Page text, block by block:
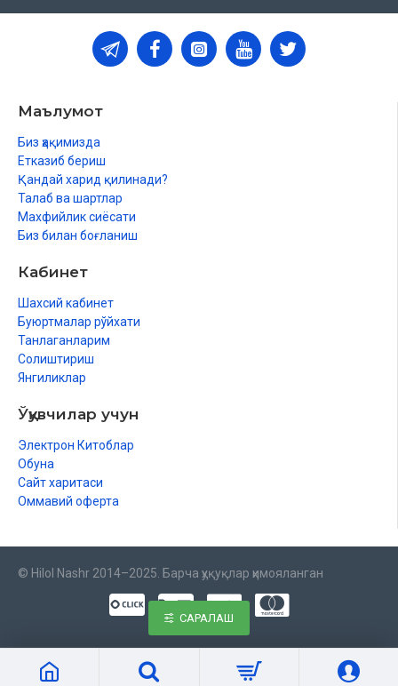
Маълумот
Биз ҳақимизда
Етказиб бериш
Қандай харид қилинади?
Талаб ва шартлар
Махфийлик сиёсати
Биз билан боғланиш
Кабинет
Шахсий кабинет
Буюртмалар рўйхати
Танлаганларим
Солиштириш
Янгиликлар
Ўқувчилар учун
Электрон Китоблар
Обуна
Сайт харитаси
Оммавий оферта
© Hilol Nashr 2014–2025. Барча ҳуқуқлар ҳимояланган
САРАЛАШ